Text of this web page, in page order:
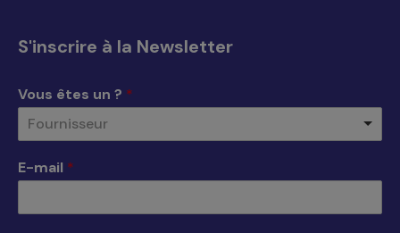
dans
nouvelle
fenêtre
dans
nouvelle
fenêtre
dans
nouvelle
fenêtre
dans
nouvelle
S'inscrire à la Newsletter
Vous êtes un ? *
Fournisseur
E-mail *